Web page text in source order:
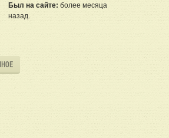
Был на сайте: более месяца
назад.